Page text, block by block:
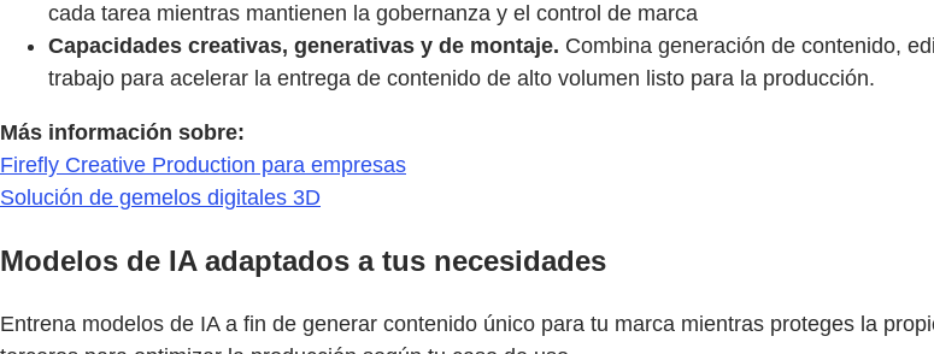
cada tarea mientras mantienen la gobernanza y el control de marca
Capacidades creativas, generativas y de montaje. Combina generación de contenido,
trabajo para acelerar la entrega de contenido de alto volumen listo para la producción.
Más información sobre:
Firefly Creative Production para empresas
Solución de gemelos digitales 3D
Modelos de IA adaptados a tus necesidades
Entrena modelos de IA a fin de generar contenido único para tu marca mientras proteges la